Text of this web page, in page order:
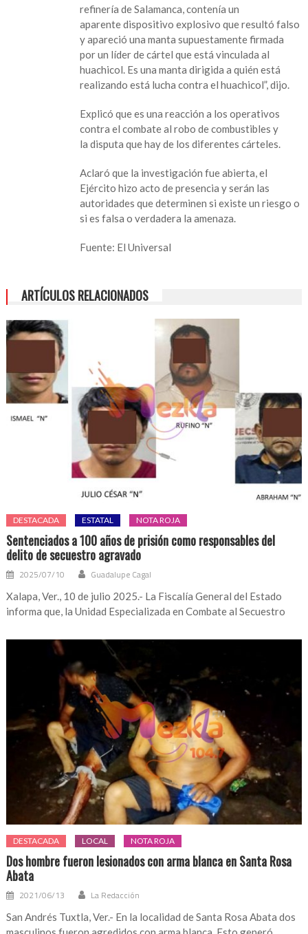
refinería de Salamanca, contenía un
aparente dispositivo explosivo que resultó falso
y apareció una manta supuestamente firmada
por un líder de cártel que está vinculada al
huachicol. Es una manta dirigida a quién está
realizando está lucha contra el huachicol”, dijo.
Explicó que es una reacción a los operativos
contra el combate al robo de combustibles y
la disputa que hay de los diferentes cárteles.
Aclaró que la investigación fue abierta, el
Ejército hizo acto de presencia y serán las
autoridades que determinen si existe un riesgo o
si es falsa o verdadera la amenaza.
Fuente: El Universal
ARTÍCULOS RELACIONADOS
DESTACADA ESTATAL NOTA ROJA
Sentenciados a 100 años de prisión como responsables del
delito de secuestro agravado
2025/07/10 Guadalupe Cagal
Xalapa, Ver., 10 de julio 2025.- La Fiscalía General del Estado
informa que, la Unidad Especializada en Combate al Secuestro
DESTACADA LOCAL NOTA ROJA
Dos hombre fueron lesionados con arma blanca en Santa Rosa
Abata
2021/06/13 La Redacción
San Andrés Tuxtla, Ver.- En la localidad de Santa Rosa Abata dos